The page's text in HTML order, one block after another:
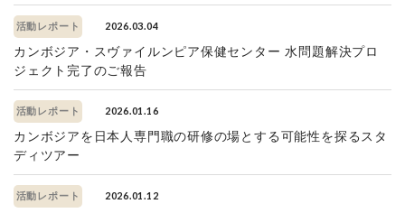
活動レポート 2026.03.04
カンボジア・スヴァイルンピア保健センター 水問題解決プロ
ジェクト完了のご報告
活動レポート 2026.01.16
カンボジアを日本人専門職の研修の場とする可能性を探るスタ
ディツアー
活動レポート 2026.01.12